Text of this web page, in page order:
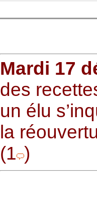
Mardi 17
des
un élu
la
(1 )